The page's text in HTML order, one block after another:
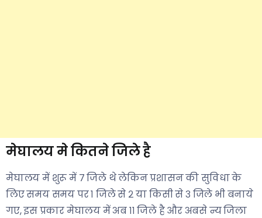
मेघालय मे कितने जिले है
मेघालय में शुरू में ७ जिले थे लेकिन प्रशासन की सुविधा के
लिए समय समय पर १ जिले से २ या किसी से ३ जिले भी बनाये
गए, इस प्रकार मेघालय में अब ११ जिले है और अबसे न्य जिला